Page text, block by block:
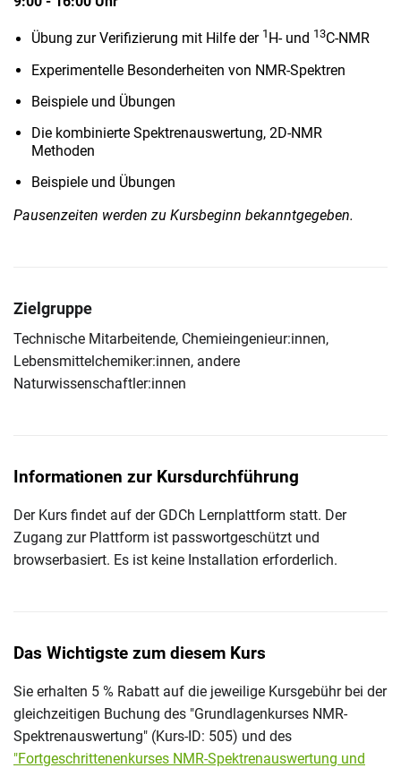
Übung zur Verifizierung mit Hilfe der 1 H- und 13C-NMR
Experimentelle Besonderheiten von NMR-Spektren
Beispiele und Übungen
Die kombinierte Spektrenauswertung, 2D-NMR
Methoden
Beispiele und Übungen
Pausenzeiten werden zu Kursbeginn bekanntgegeben.
Zielgruppe
Technische Mitarbeitende, Chemieingenieur:innen,
Lebensmittelchemiker:innen, andere
Naturwissenschaftler:innen
Informationen zur Kursdurchführung
Der Kurs findet auf der GDCh Lernplattform statt. Der
Zugang zur Plattform ist passwortgeschützt und
browserbasiert. Es ist keine Installation erforderlich.
Das Wichtigste zum diesem Kurs
Sie erhalten 5 % Rabatt auf die jeweilige Kursgebühr bei der
gleichzeitigen Buchung des "Grundlagenkurses NMR-
Spektrenauswertung" (Kurs-ID: 505) und des
"Fortgeschrittenenkurses NMR-Spektrenauswertung und